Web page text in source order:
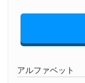
アルファベット